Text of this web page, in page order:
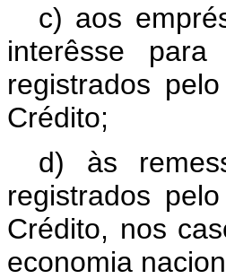
c) aos
interêsse
registrados
Crédito;
d) às
registrados
Crédito, nos
economia